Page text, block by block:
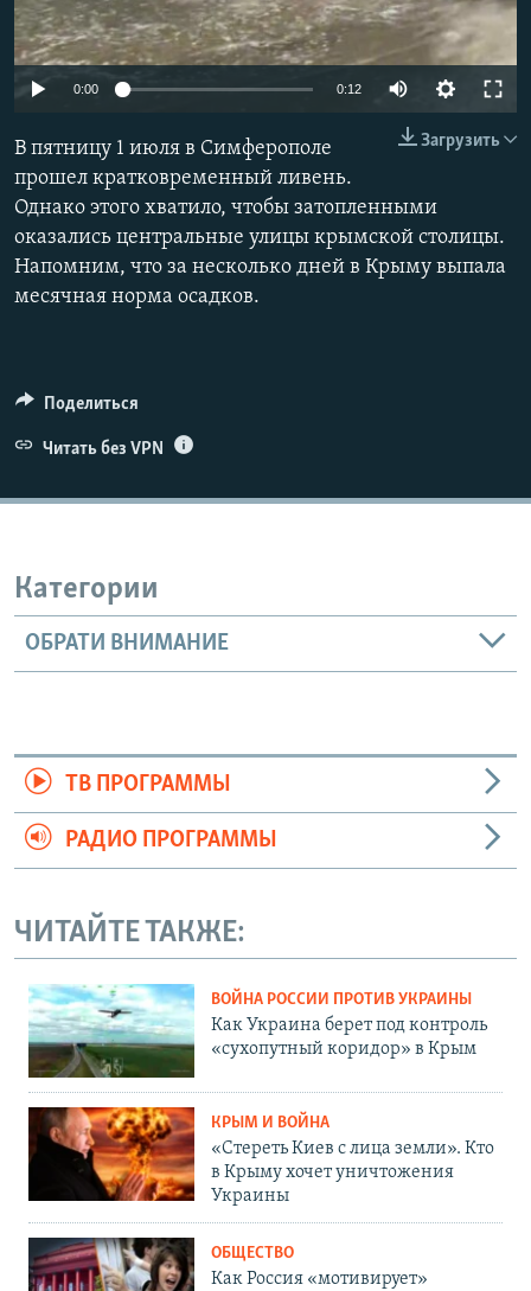
ПОБЕДИТЕЛЕЙ НЕ СУДЯТ?
КРЫМ.НЕПОКОРЕННЫЙ
УКРАИНСКАЯ ПРОБЛЕМА КРЫМА
ПРИСОЕДИНЯЙТЕСЬ!
Все сайты RFE/RL
0:00 0:12
Загрузить
В пятницу 1 июля в Симферополе
прошел кратковременный ливень.
Однако этого хватило, чтобы затопленными
оказались центральные улицы крымской столицы.
Напомним, что за несколько дней в Крыму выпала
месячная норма осадков.
Поделиться
Читать без VPN
Категории
ОБРАТИ ВНИМАНИЕ
ТВ ПРОГРАММЫ
РАДИО ПРОГРАММЫ
ЧИТАЙТЕ ТАКЖЕ:
ВОЙНА РОССИИ ПРОТИВ УКРАИНЫ
Как Украина берет под контроль
«сухопутный коридор» в Крым
КРЫМ И ВОЙНА
«Стереть Киев с лица земли». Кто
в Крыму хочет уничтожения
Украины
ОБЩЕСТВО
Как Россия «мотивирует»